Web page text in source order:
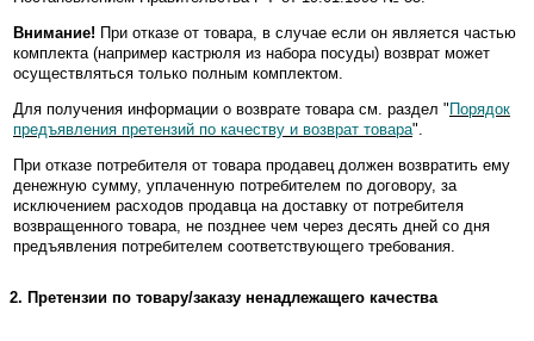
Внимание! При отказе от товара, в случае если он является частью
комплекта (например кастрюля из набора посуды) возврат может
осуществляться только полным комплектом.
Для получения информации о возврате товара см. раздел " Порядок
предъявления претензий по качеству и возврат товара".
При отказе потребителя от товара продавец должен возвратить ему
денежную сумму, уплаченную потребителем по договору, за
исключением расходов продавца на доставку от потребителя
возвращенного товара, не позднее чем через десять дней со дня
предъявления потребителем соответствующего требования.
2. Претензии по товару/заказу ненадлежащего качества